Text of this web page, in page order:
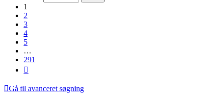
1
2
3
4
5
…
291
Gå til avanceret søgning